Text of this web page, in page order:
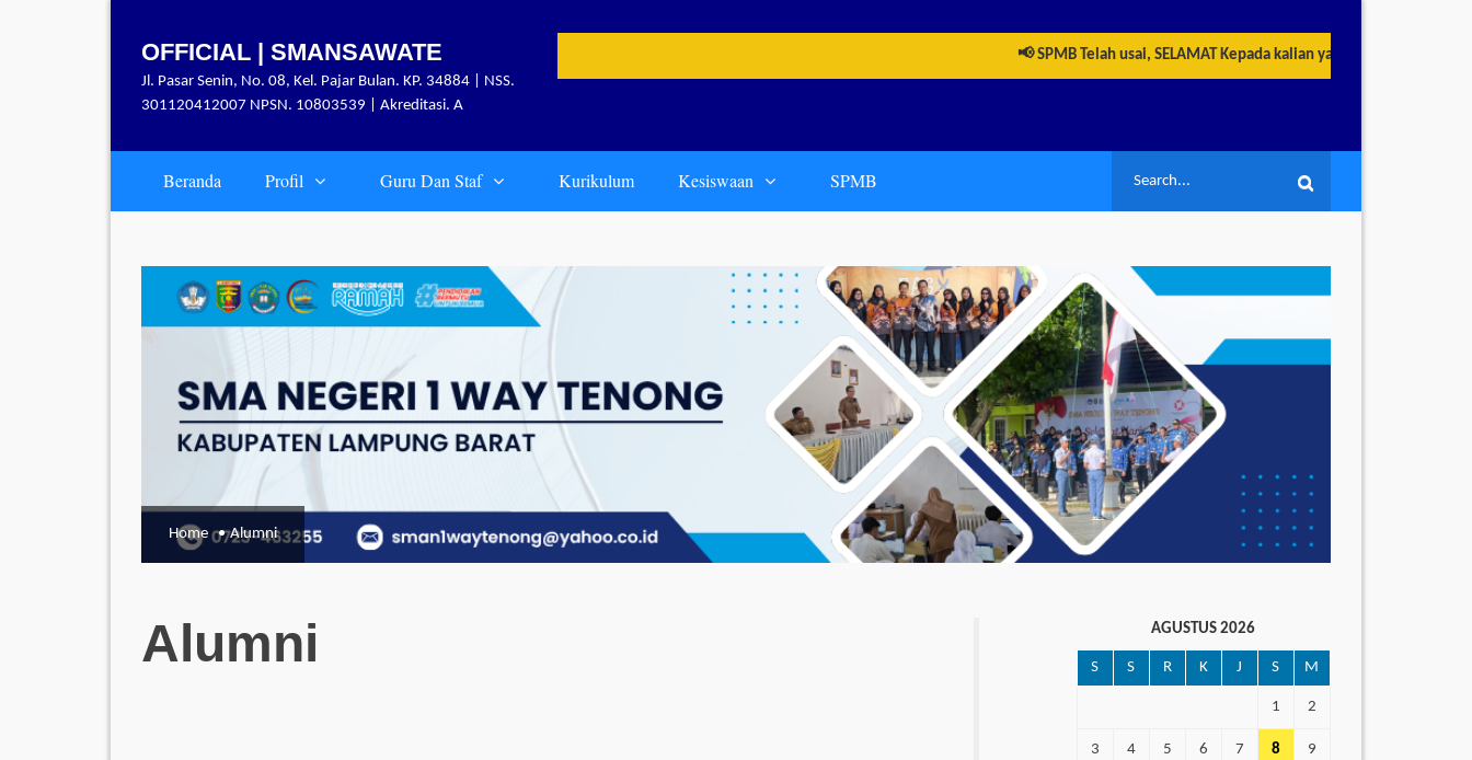
contentOFFICIAL | SMANSAWATE
Jl. Pasar Senin, No. 08, Kel. Pajar Bulan. KP. 34884 | NSS.
301120412007 NPSN. 10803539 | Akreditasi. A
📢 SPMB Telah usai, SELAMAT Kepada kalian yang telah berhasil
Beranda Profil Guru Dan Staf Kurikulum Kesiswaan SPMB Search
Home Alumni
Alumni AGUSTUS 2026
S S R K J S M
1 2
3 4 5 6 7 8 9